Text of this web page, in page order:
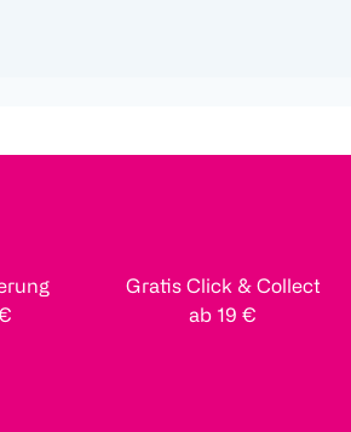
Gratis Click & Collect
ab 19 €